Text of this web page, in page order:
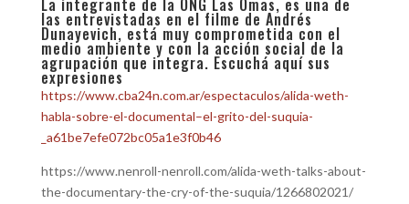
La integrante de la ONG Las Omas, es una de
las entrevistadas en el filme de Andrés
Dunayevich, está muy comprometida con el
medio ambiente y con la acción social de la
agrupación que integra. Escuchá aquí sus
expresiones
https://www.cba24n.com.ar/espectaculos/alida-weth-
habla-sobre-el-documental–el-grito-del-suquia-
_a61be7efe072bc05a1e3f0b46
https://www.nenroll-nenroll.com/alida-weth-talks-about-
the-documentary-the-cry-of-the-suquia/1266802021/